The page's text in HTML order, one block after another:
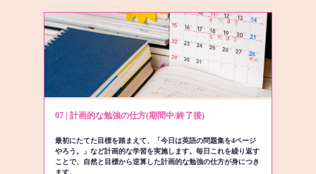
07 | 計画的な勉強の仕方(期間中/終了後)
最初にたてた目標を踏まえて、「今日は英語の問題集を4ページ
やろう。」など計画的な学習を実施します。毎日これを繰り返す
ことで、自然と目標から逆算した計画的な勉強の仕方が身につき
ます。